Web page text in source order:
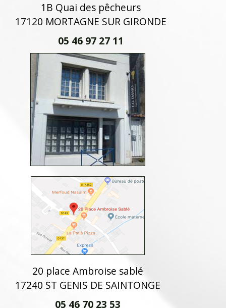
1B Quai des pêcheurs
17120 MORTAGNE SUR GIRONDE
05 46 97 27 11
20 place Ambroise sablé
17240 ST GENIS DE SAINTONGE
05 46 70 23 53